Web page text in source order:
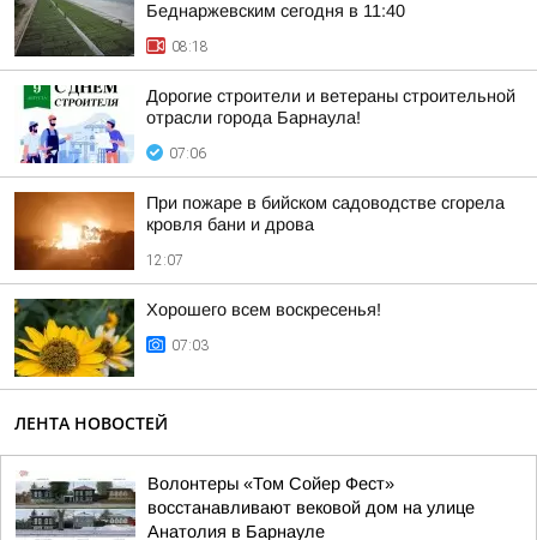
Беднаржевским сегодня в 11:40
08:18
Дорогие строители и ветераны строительной
отрасли города Барнаула!
07:06
При пожаре в бийском садоводстве сгорела
кровля бани и дрова
12:07
Хорошего всем воскресенья!
07:03
ЛЕНТА НОВОСТЕЙ
Волонтеры «Том Сойер Фест»
восстанавливают вековой дом на улице
Анатолия в Барнауле